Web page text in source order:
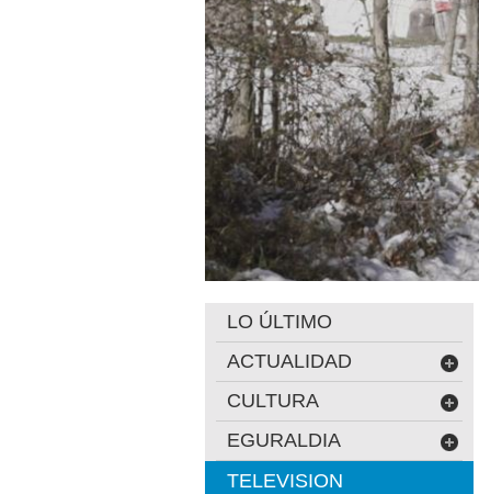
LO ÚLTIMO
ACTUALIDAD
CULTURA
EGURALDIA
TELEVISION